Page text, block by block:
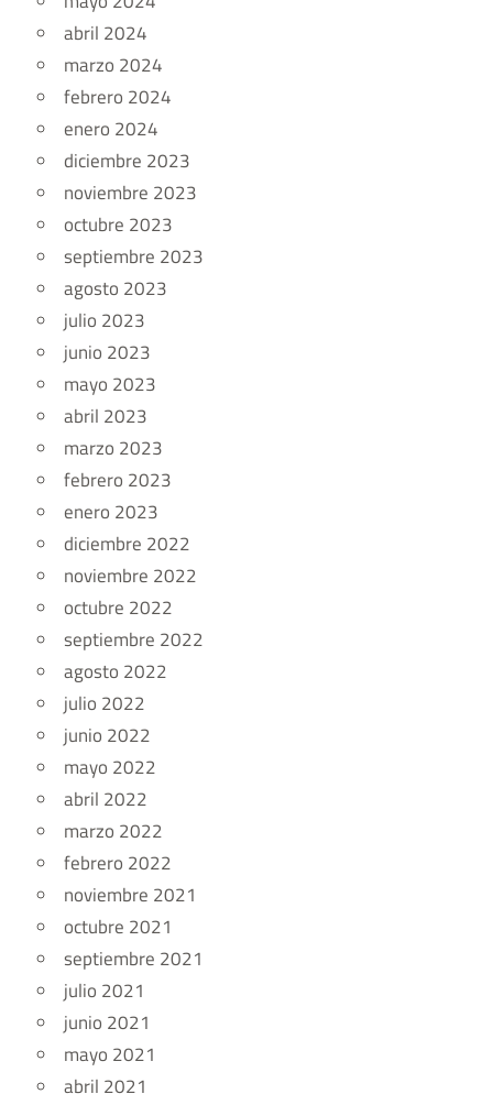
abril 2024
marzo 2024
febrero 2024
enero 2024
diciembre 2023
noviembre 2023
octubre 2023
septiembre 2023
agosto 2023
julio 2023
junio 2023
mayo 2023
abril 2023
marzo 2023
febrero 2023
enero 2023
diciembre 2022
noviembre 2022
octubre 2022
septiembre 2022
agosto 2022
julio 2022
junio 2022
mayo 2022
abril 2022
marzo 2022
febrero 2022
noviembre 2021
octubre 2021
septiembre 2021
julio 2021
junio 2021
mayo 2021
abril 2021